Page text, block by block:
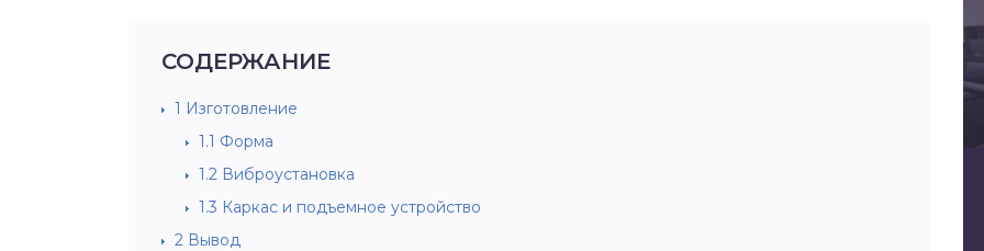
СОДЕРЖАНИЕ
1 Изготовление
1.1 Форма
1.2 Виброустановка
1.3 Каркас и подъемное устройство
2 Вывод